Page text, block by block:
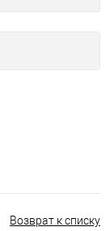
Возврат к списку